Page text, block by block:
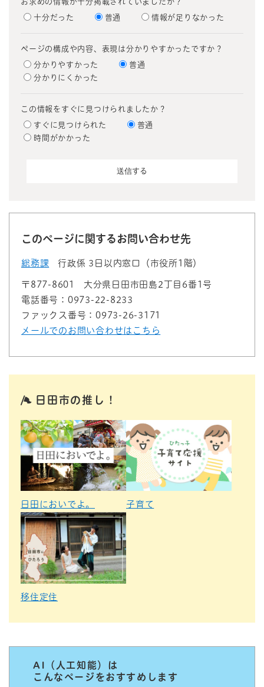
十分だった 普通 情報が足りなかった
ページの構成や内容、表現は分かりやすかったですか？
分かりやすかった
普通
分かりにくかった
この情報をすぐに見つけられましたか？
すぐに見つけられた
普通
時間がかかった
このページに関するお問い合わせ先
総務課 行政係 3日以内窓口（市役所1階）
〒877-8601
大分県日田市田島2丁目6番1号
電話番号：0973-22-8233
ファックス番号：0973-26-3171
メールでのお問い合わせはこちら
日田市の推し！
日田においでよ。 子育て
移住定住
AI（人工知能）は
こんなページをおすすめします